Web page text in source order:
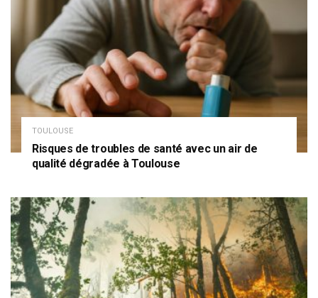
TOULOUSE
Risques de troubles de santé avec un air de
qualité dégradée à Toulouse